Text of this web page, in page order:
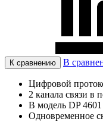
К сравнению В
Цифровой
2 канала связи в
В модель DP
Одновременное